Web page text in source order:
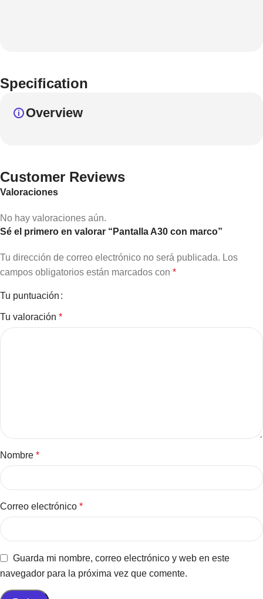
Specification
Overview
Customer Reviews
Valoraciones
No hay valoraciones aún.
Sé el primero en valorar “Pantalla A30 con marco”
Tu dirección de correo electrónico no será publicada. Los
campos obligatorios están marcados con *
Tu puntuación
Tu valoración *
Nombre *
Correo electrónico *
Guarda mi nombre, correo electrónico y web en este
navegador para la próxima vez que comente.